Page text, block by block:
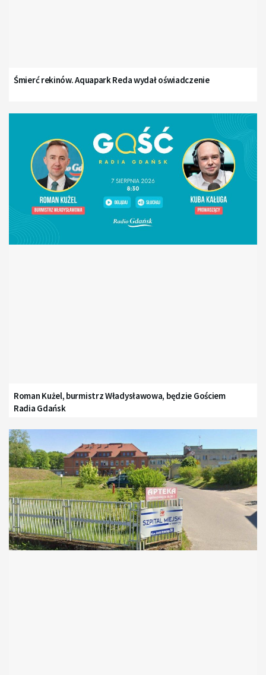
Śmierć rekinów. Aquapark Reda wydał oświadczenie
Roman Kużel, burmistrz Władysławowa, będzie Gościem
Radia Gdańsk